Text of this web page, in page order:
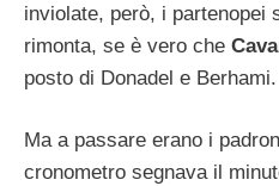
inviolate, però, i partenopei
rimonta, se è vero che
posto di Donadel e Berhami.
Ma a passare erano i
cronometro segnava il